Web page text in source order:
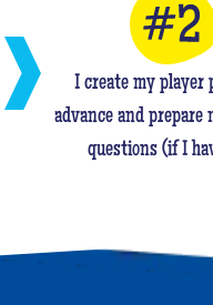
I create my player
advance and prepare
questions (if I